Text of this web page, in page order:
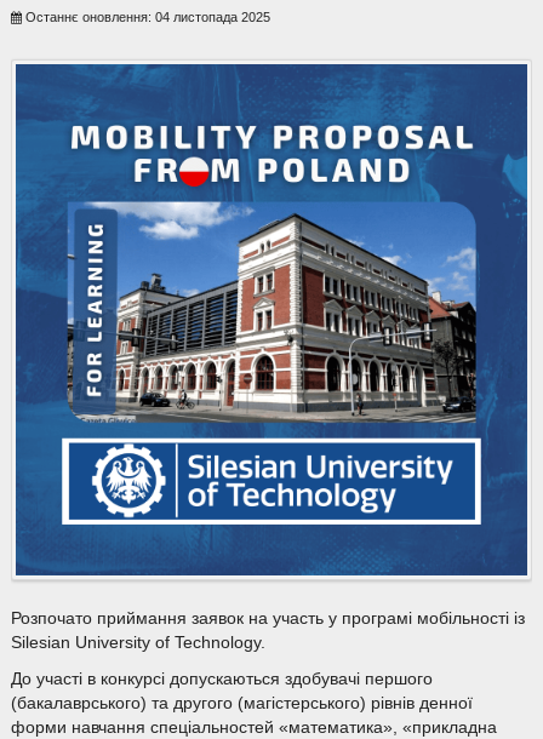
Останнє оновлення: 04 листопада 2025
Розпочато приймання заявок на участь у програмі мобільності із
Silesian University of Technology.
До участі в конкурсі допускаються здобувачі першого
(бакалаврського) та другого (магістерського) рівнів денної
форми навчання спеціальностей «математика», «прикладна